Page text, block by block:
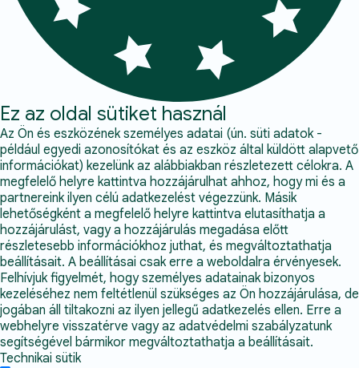
Ez az oldal sütiket használ
Az Ön és eszközének személyes adatai (ún. süti adatok -
például egyedi azonosítókat és az eszköz által küldött alapvető
információkat) kezelünk az alábbiakban részletezett célokra. A
megfelelő helyre kattintva hozzájárulhat ahhoz, hogy mi és a
partnereink ilyen célú adatkezelést végezzünk. Másik
lehetőségként a megfelelő helyre kattintva elutasíthatja a
hozzájárulást, vagy a hozzájárulás megadása előtt
részletesebb információkhoz juthat, és megváltoztathatja
beállításait. A beállításai csak erre a weboldalra érvényesek.
Felhívjuk figyelmét, hogy személyes adatainak bizonyos
kezeléséhez nem feltétlenül szükséges az Ön hozzájárulása, de
jogában áll tiltakozni az ilyen jellegű adatkezelés ellen. Erre a
webhelyre visszatérve vagy az adatvédelmi szabályzatunk
segítségével bármikor megváltoztathatja a beállításait.
Technikai sütik